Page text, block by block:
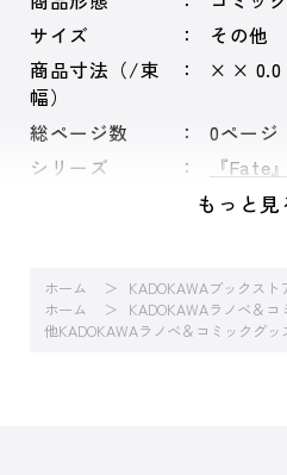
サイズ
その他
商品寸法（/束
幅）
× × 0.0
総ページ数
0ページ
シリーズ
『Fate
もっと見
ホーム KADOKAWAブックスト
ホーム
KADOKAWAラノベ＆
他KADOKAWAラノベ＆コミックグッ